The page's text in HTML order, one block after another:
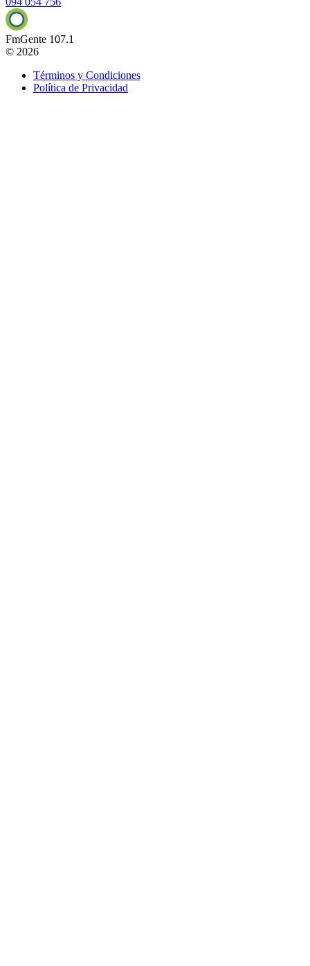
FmGente 107.1
© 2026
Términos y Condiciones
Política de Privacidad